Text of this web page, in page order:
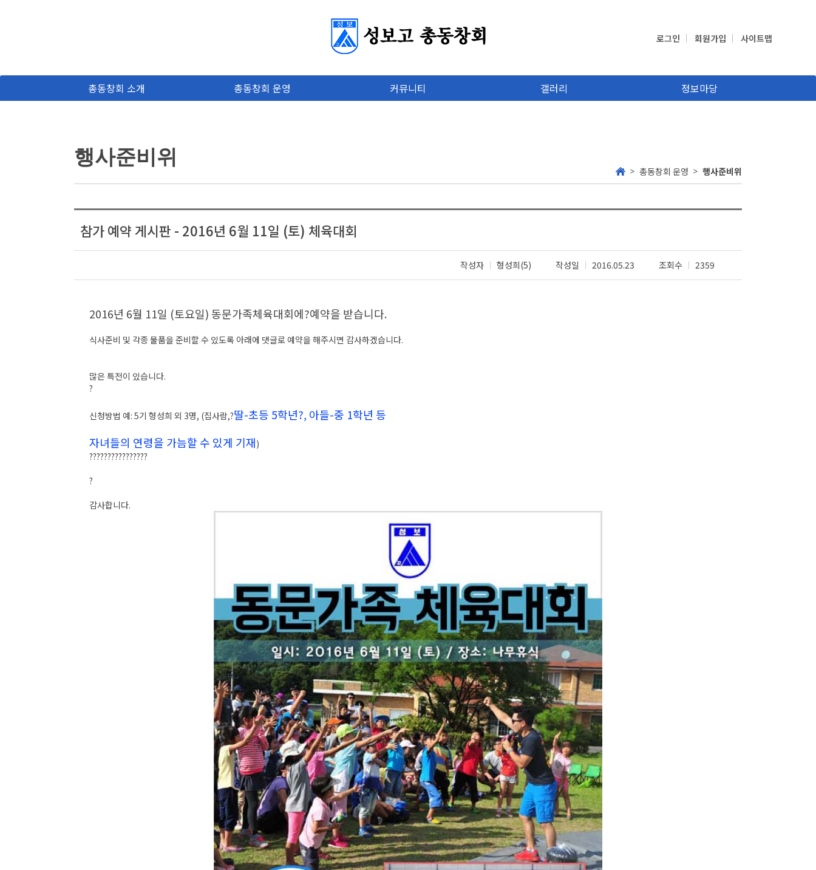
로그인 회원가입 사이트맵
총동창회 소개 총동창회 운영 커뮤니티 갤러리 정보마당
행사준비위
총동창회 운영 행사준비위
참가 예약 게시판 - 2016년 6월 11일 (토) 체육대회
작성자 형성희(5) 작성일 2016.05.23 조회수 2359
2016년 6월 11일 (토요일) 동문가족체육대회에?예약을 받습니다.
식사준비 및 각종 물품을 준비할 수 있도록 아래에 댓글로 예약을 해주시면 감사하겠습니다.
많은 특전이 있습니다.
?
신청방법 예: 5기 형성희 외 3명, (집사람,?딸-초등 5학년?, 아들-중 1학년 등
자녀들의 연령을 가늠할 수 있게 기재)
????????????????
?
감사합니다.